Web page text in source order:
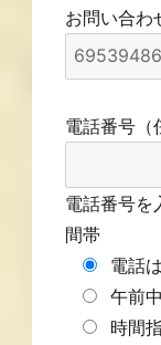
お問い合わ
電話番号（
電話番号を
間帯
電話
午前中
時間